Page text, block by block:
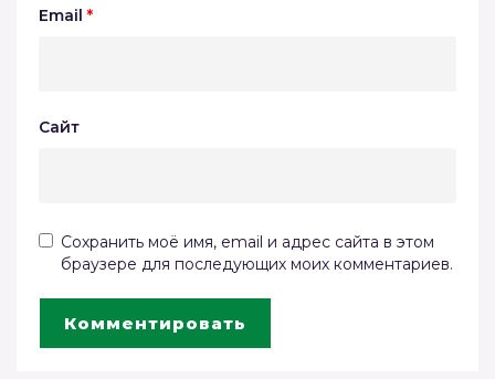
Email *
Сайт
Сохранить моё имя, email и адрес сайта в этом
браузере для последующих моих комментариев.